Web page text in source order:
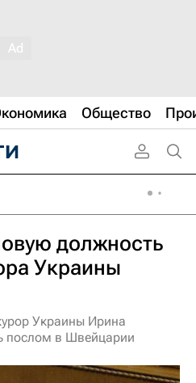
Общество
должность
Украины
Украины Ирина
послом в Швейцарии